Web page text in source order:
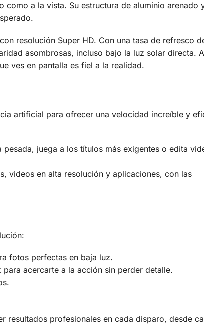
como a la vista. Su estructura de aluminio arenado
con resolución Super HD. Con una tasa de refresco
asombrosas, incluso bajo la luz solar directa.
ves en pantalla es fiel a la realidad.
artificial para ofrecer una velocidad increíble y
juega a los títulos más exigentes o edita
videos en alta resolución y aplicaciones, con las
fotos perfectas en baja luz.
acercarte a la acción sin perder detalle.
resultados profesionales en cada disparo, desde